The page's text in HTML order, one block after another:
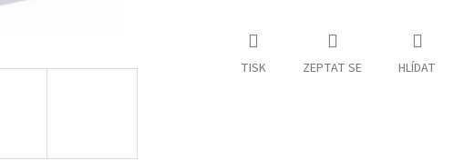
TISK ZEPTAT SE HLÍDAT